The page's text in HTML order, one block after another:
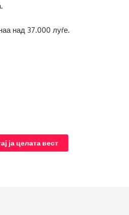
над 37.000 луѓе.
ја целата вест